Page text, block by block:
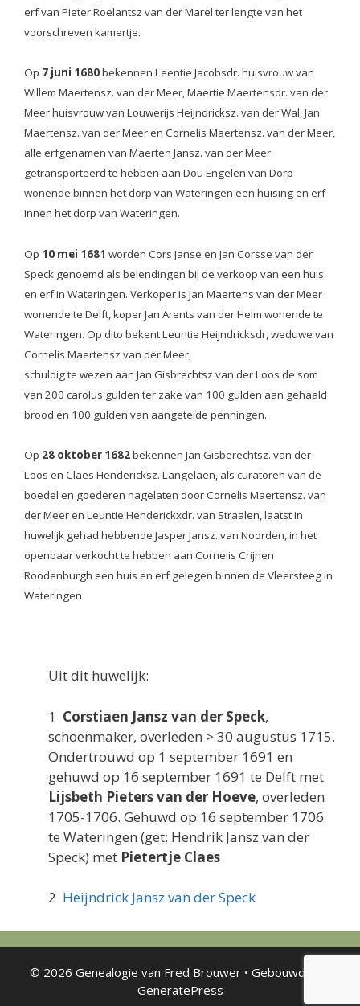
erf van Pieter Roelantsz van der Marel ter lengte van het
voorschreven kamertje.
Op 7 juni 1680bekennen Leentie Jacobsdr. huisvrouw van
Willem Maertensz. van der Meer, Maertie Maertensdr. van der
Meer huisvrouw van Louwerijs Heijndricksz. van der Wal, Jan
Maertensz. van der Meer en Cornelis Maertensz. van der Meer,
alle erfgenamen van Maerten Jansz. van der Meer
getransporteerd te hebben aan Dou Engelen van Dorp
wonende binnen het dorp van Wateringen een huising en erf
innen het dorp van Wateringen.
Op 10 mei 1681 worden Cors Janse en Jan Corsse van der
Speck genoemd als belendingen bij de verkoop van een huis
en erf in Wateringen. Verkoper is Jan Maertens van der Meer
wonende te Delft, koper Jan Arents van der Helm wonende te
Wateringen. Op dito bekent Leuntie Heijndricksdr, weduwe van
Cornelis Maertensz van der Meer,
schuldig te wezen aan Jan Gisbrechtsz van der Loos de som
van 200 carolus gulden ter zake van 100 gulden aan gehaald
brood en 100 gulden van aangetelde penningen.
Op 28 oktober 1682bekennen Jan Gisberechtsz. van der
Loos en Claes Hendericksz. Langelaen, als curatoren van de
boedel en goederen nagelaten door Cornelis Maertensz. van
der Meer en Leuntie Henderickxdr. van Straalen, laatst in
huwelijk gehad hebbende Jasper Jansz. van Noorden, in het
openbaar verkocht te hebben aan Cornelis Crijnen
Roodenburgh een huis en erf gelegen binnen de Vleersteeg in
Wateringen
Uit dit huwelijk:
1 Corstiaen Jansz van der Speck,
schoenmaker, overleden > 30 augustus 1715.
Ondertrouwd op 1 september 1691 en
gehuwd op 16 september 1691 te Delft met
Lijsbeth Pieters van der Hoeve, overleden
1705-1706. Gehuwd op 16 september 1706
te Wateringen (get: Hendrik Jansz van der
Speck) met Pietertje Claes
2 Heijndrick Jansz van der Speck
© 2026 Genealogie van Fred Brouwer• Gebouwd met
GeneratePress